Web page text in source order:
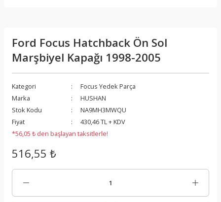
Ford Focus Hatchback Ön Sol
Marşbiyel Kapağı 1998-2005
Kategori
Focus Yedek Parça
Marka
HUSHAN
Stok Kodu
NA9MH3MWQU
Fiyat
430,46 TL + KDV
*56,05 ₺ den başlayan taksitlerle!
516,55 ₺